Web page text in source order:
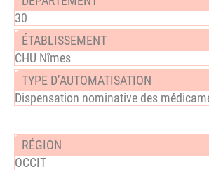
30
CHU Nîmes
Dispensation nominative des
OCCIT